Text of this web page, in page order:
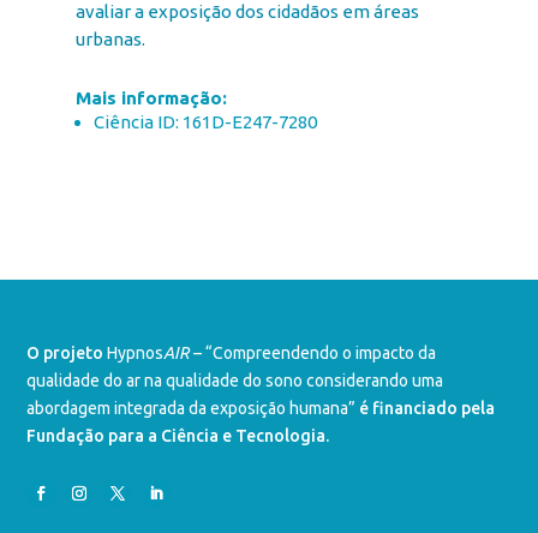
avaliar a exposição dos cidadãos em áreas
urbanas.
Mais informação:
Ciência ID: 161D-E247-7280
O projetoHypnosAIR– “Compreendendo o impacto da
qualidade do ar na qualidade do sono considerando uma
abordagem integrada da exposição humana” é financiado pela
Fundação para a Ciência e Tecnologia.